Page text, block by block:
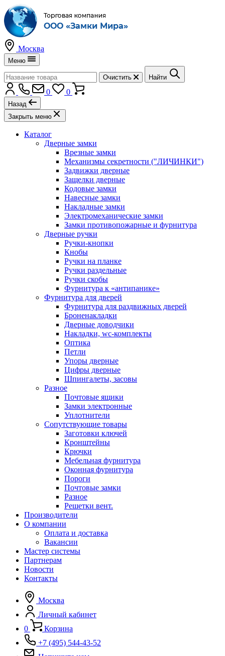
Москва
Меню
Очистить Найти
0 0
Назад
Закрыть меню
Каталог
Дверные замки
Врезные замки
Механизмы секретности ("ЛИЧИНКИ")
Задвижки дверные
Защелки дверные
Кодовые замки
Навесные замки
Накладные замки
Электромеханические замки
Замки противопожарные и фурнитура
Дверные ручки
Ручки-кнопки
Кнобы
Ручки на планке
Ручки раздельные
Ручки скобы
Фурнитура к «антипанике»
Фурнитура для дверей
Фурнитура для раздвижных дверей
Броненакладки
Дверные доводчики
Накладки, wc-комплекты
Оптика
Петли
Упоры дверные
Цифры дверные
Шпингалеты, засовы
Разное
Почтовые ящики
Замки электронные
Уплотнители
Сопутствующие товары
Заготовки ключей
Кронштейны
Крючки
Мебельная фурнитура
Оконная фурнитура
Пороги
Почтовые замки
Разное
Решетки вент.
Производители
О компании
Оплата и доставка
Вакансии
Мастер системы
Партнерам
Новости
Контакты
Москва
Личный кабинет
0
Корзина
+7 (495) 544-43-52